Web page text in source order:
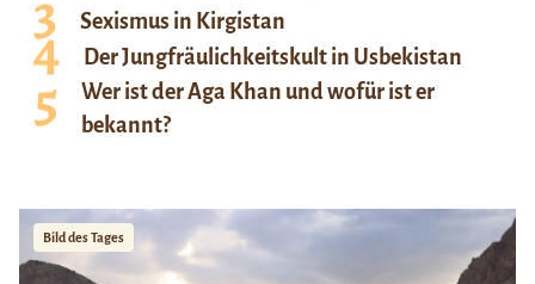
Sexismus in Kirgistan
Der Jungfräulichkeitskult in Usbekistan
Wer ist der Aga Khan und wofür ist er
bekannt?
Bild des Tages